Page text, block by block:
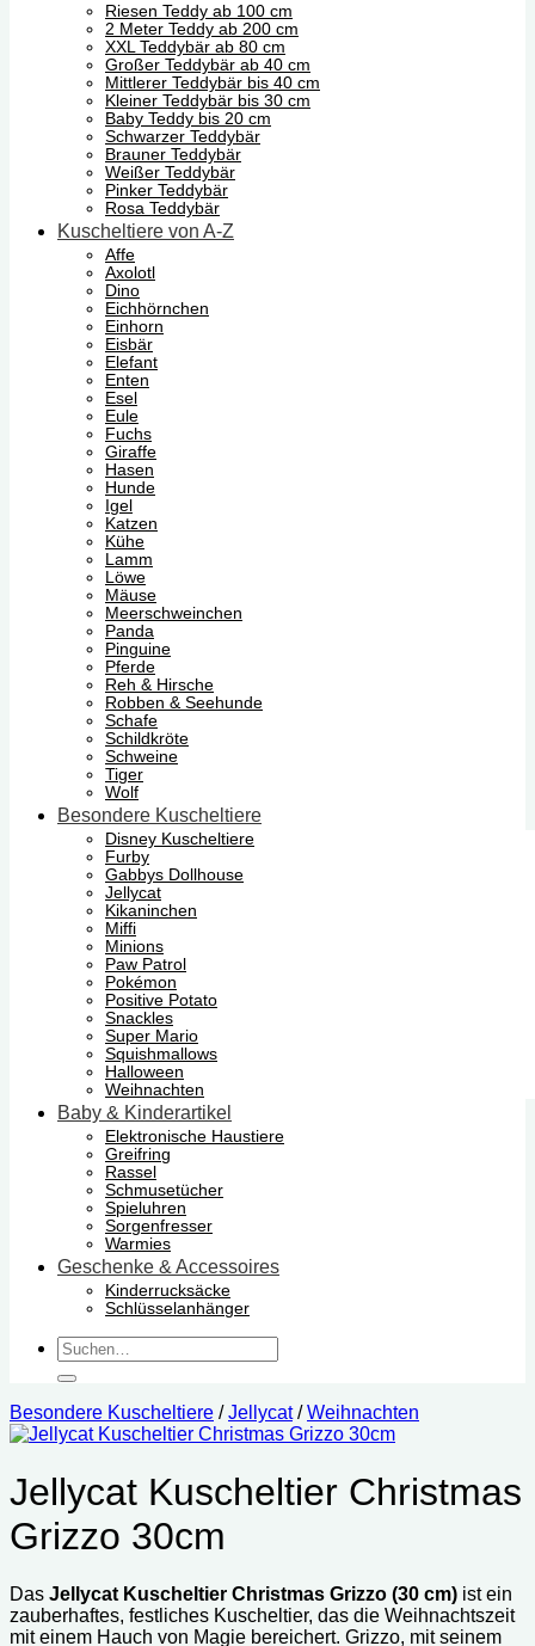
Riesen Teddy ab 100 cm
2 Meter Teddy ab 200 cm
XXL Teddybär ab 80 cm
Großer Teddybär ab 40 cm
Mittlerer Teddybär bis 40 cm
Kleiner Teddybär bis 30 cm
Baby Teddy bis 20 cm
Schwarzer Teddybär
Brauner Teddybär
Weißer Teddybär
Pinker Teddybär
Rosa Teddybär
Kuscheltiere von A-Z
Affe
Axolotl
Dino
Eichhörnchen
Einhorn
Eisbär
Elefant
Enten
Esel
Eule
Fuchs
Giraffe
Hasen
Hunde
Igel
Katzen
Kühe
Lamm
Löwe
Mäuse
Meerschweinchen
Panda
Pinguine
Pferde
Reh & Hirsche
Robben & Seehunde
Schafe
Schildkröte
Schweine
Tiger
Wolf
Besondere Kuscheltiere
Disney Kuscheltiere
Furby
Gabbys Dollhouse
Jellycat
Kikaninchen
Miffi
Minions
Paw Patrol
Pokémon
Positive Potato
Snackles
Super Mario
Squishmallows
Halloween
Weihnachten
Baby & Kinderartikel
Elektronische Haustiere
Greifring
Rassel
Schmusetücher
Spieluhren
Sorgenfresser
Warmies
Geschenke & Accessoires
Kinderrucksäcke
Schlüsselanhänger
Suchen
nach:
Besondere Kuscheltiere / Jellycat / Weihnachten
Jellycat Kuscheltier Christmas
Grizzo 30cm
Das Jellycat Kuscheltier Christmas Grizzo (30 cm) ist ein
zauberhaftes, festliches Kuscheltier, das die Weihnachtszeit
mit einem Hauch von Magie bereichert. Grizzo, mit seinem